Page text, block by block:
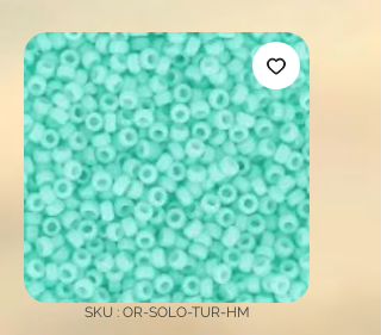
SKU : OR-SOLO-TUR-HM